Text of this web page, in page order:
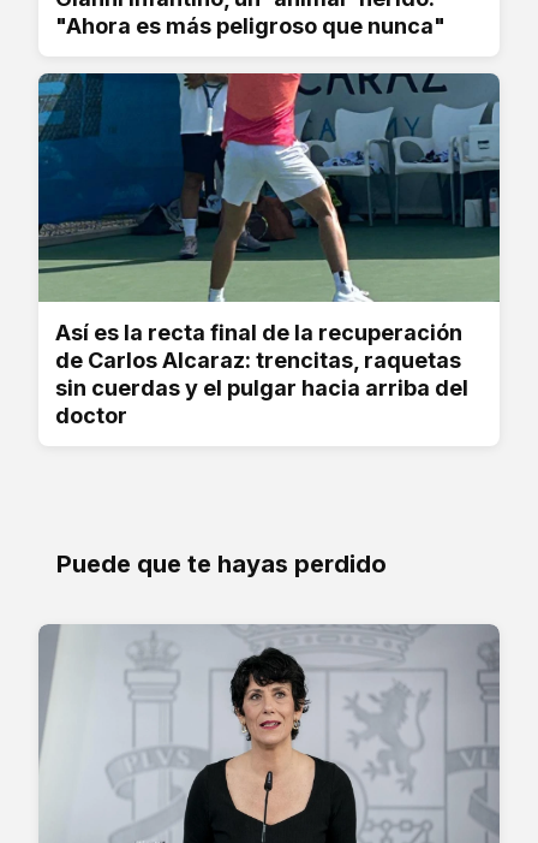
"Ahora es más peligroso que nunca"
Así es la recta final de la recuperación
de Carlos Alcaraz: trencitas, raquetas
sin cuerdas y el pulgar hacia arriba del
doctor
Puede que te hayas perdido